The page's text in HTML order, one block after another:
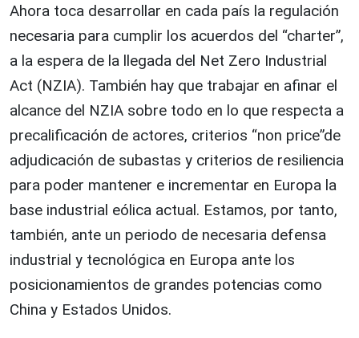
Ahora toca desarrollar en cada país la regulación
necesaria para cumplir los acuerdos del “charter”,
a la espera de la llegada del Net Zero Industrial
Act (NZIA). También hay que trabajar en afinar el
alcance del NZIA sobre todo en lo que respecta a
precalificación de actores, criterios “non price”de
adjudicación de subastas y criterios de resiliencia
para poder mantener e incrementar en Europa la
base industrial eólica actual. Estamos, por tanto,
también, ante un periodo de necesaria defensa
industrial y tecnológica en Europa ante los
posicionamientos de grandes potencias como
China y Estados Unidos.